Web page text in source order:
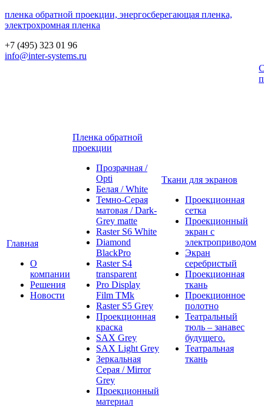
пленка обратной проекции, энергосберегающая пленка,
электрохромная пленка
+7 (495) 323 01 96
info@inter-systems.ru
Главная
О
компании
Решения
Новости
Пленка обратной
проекции
Прозрачная /
Opti
Белая / White
Темно-Серая
матовая / Dark-
Grey matte
Raster S6 White
Diamond
BlackPro
Raster S4
transparent
Pro Display
Film ТМk
Raster S5 Grey
Проекционная
краска
SAX Grey
SAX Light Grey
Зеркальная
Серая / Mirror
Grey
Проекционный
материал
Ткани для экранов
Проекционная
сетка
Проекционный
экран с
электроприводом
Экран
серебристый
Проекционная
ткань
Проекционное
полотно
Театральный
тюль – занавес
будущего.
Театральная
ткань